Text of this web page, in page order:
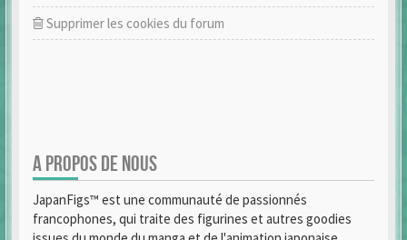
Supprimer les cookies du forum
A PROPOS DE NOUS
JapanFigs™ est une communauté de passionnés
francophones, qui traite des figurines et autres goodies